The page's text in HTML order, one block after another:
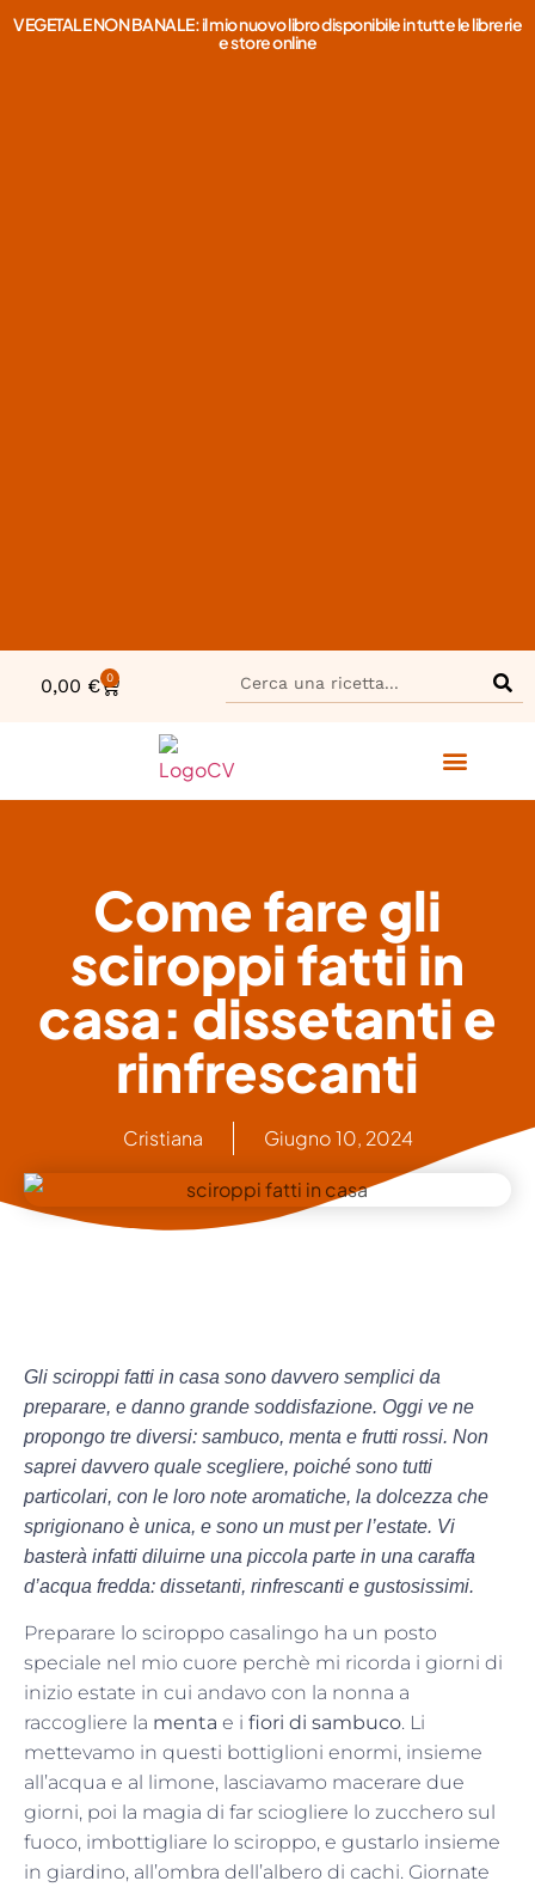
VEGETALE NON BANALE: il mio nuovo libro disponibile in tutte le librerie
e store online
0,00 € 0
Come fare gli
sciroppi fatti in
casa: dissetanti e
rinfrescanti
Cristiana Giugno 10, 2024
Gli sciroppi fatti in casa sono davvero semplici da
preparare, e danno grande soddisfazione. Oggi ve ne
propongo tre diversi: sambuco, menta e frutti rossi. Non
saprei davvero quale scegliere, poiché sono tutti
particolari, con le loro note aromatiche, la dolcezza che
sprigionano è unica, e sono un must per l’estate. Vi
basterà infatti diluirne una piccola parte in una caraffa
d’acqua fredda: dissetanti, rinfrescanti e gustosissimi.
Preparare lo sciroppo casalingo ha un posto
speciale nel mio cuore perchè mi ricorda i giorni di
inizio estate in cui andavo con la nonna a
raccogliere la menta e i fiori di sambuco. Li
mettevamo in questi bottiglioni enormi, insieme
all’acqua e al limone, lasciavamo macerare due
giorni, poi la magia di far sciogliere lo zucchero sul
fuoco, imbottigliare lo sciroppo, e gustarlo insieme
in giardino, all’ombra dell’albero di cachi. Giornate